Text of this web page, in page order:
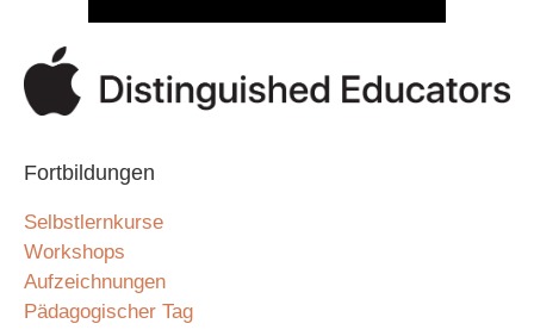
Fortbildungen
Selbstlernkurse
Workshops
Aufzeichnungen
Pädagogischer Tag